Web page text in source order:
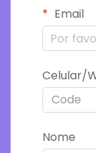
Email
Celular/
Code
Nome